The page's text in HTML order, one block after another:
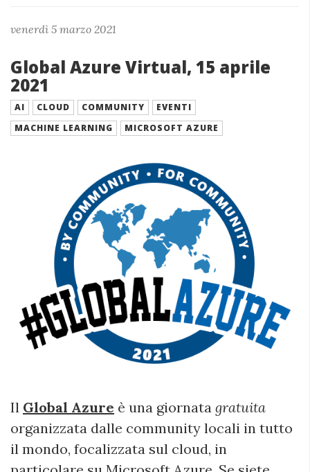
venerdì 5 marzo 2021
Global Azure Virtual, 15 aprile
2021
AI CLOUD COMMUNITY
EVENTI
MACHINE LEARNING
MICROSOFT AZURE
Il Global Azure è una giornata gratuita
organizzata dalle community locali in tutto
il mondo, focalizzata sul cloud, in